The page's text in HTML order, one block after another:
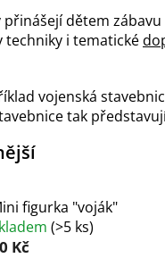
přinášejí dětem
techniky i tematické
vojenská
tak
figurka "voják"
(>5 ks)
Kč